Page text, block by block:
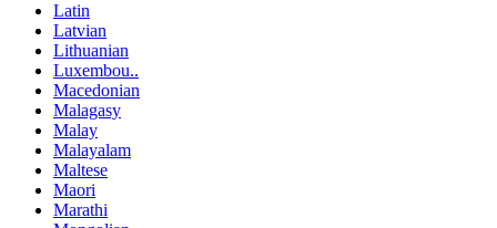
Latin
Latvian
Lithuanian
Luxembou..
Macedonian
Malagasy
Malay
Malayalam
Maltese
Maori
Marathi